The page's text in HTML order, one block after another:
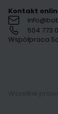
Kontakt
504 773
Współpraca